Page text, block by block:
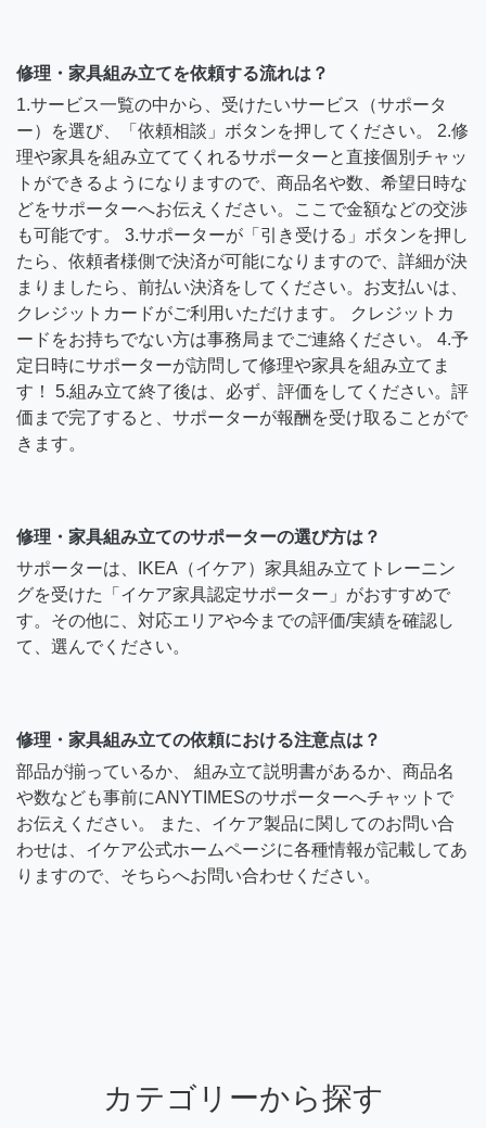
修理・家具組み立てを依頼する流れは？
1.サービス一覧の中から、受けたいサービス（サポータ
ー）を選び、「依頼相談」ボタンを押してください。 2.修
理や家具を組み立ててくれるサポーターと直接個別チャッ
トができるようになりますので、商品名や数、希望日時な
どをサポーターへお伝えください。ここで金額などの交渉
も可能です。 3.サポーターが「引き受ける」ボタンを押し
たら、依頼者様側で決済が可能になりますので、詳細が決
まりましたら、前払い決済をしてください。お支払いは、
クレジットカードがご利用いただけます。 クレジットカ
ードをお持ちでない方は事務局までご連絡ください。 4.予
定日時にサポーターが訪問して修理や家具を組み立てま
す！ 5.組み立て終了後は、必ず、評価をしてください。評
価まで完了すると、サポーターが報酬を受け取ることがで
きます。
修理・家具組み立てのサポーターの選び方は？
サポーターは、IKEA（イケア）家具組み立てトレーニン
グを受けた「イケア家具認定サポーター」がおすすめで
す。その他に、対応エリアや今までの評価/実績を確認し
て、選んでください。
修理・家具組み立ての依頼における注意点は？
部品が揃っているか、 組み立て説明書があるか、商品名
や数なども事前にANYTIMESのサポーターへチャットで
お伝えください。 また、イケア製品に関してのお問い合
わせは、イケア公式ホームページに各種情報が記載してあ
りますので、そちらへお問い合わせください。
カテゴリーから探す